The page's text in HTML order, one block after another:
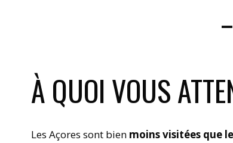
À QUOI VOUS
Les Açores sont bien moins visitées que